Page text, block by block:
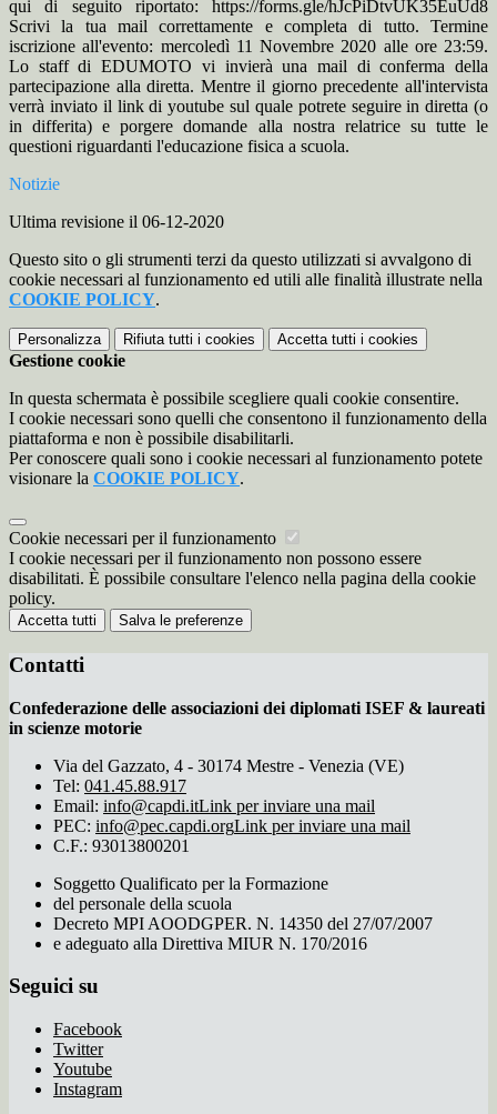
qui di seguito riportato: https://forms.gle/hJcPiDtvUK35EuUd8
Scrivi la tua mail correttamente e completa di tutto. Termine
iscrizione all'evento: mercoledì 11 Novembre 2020 alle ore 23:59.
Lo staff di EDUMOTO vi invierà una mail di conferma della
partecipazione alla diretta. Mentre il giorno precedente all'intervista
verrà inviato il link di youtube sul quale potrete seguire in diretta (o
in differita) e porgere domande alla nostra relatrice su tutte le
questioni riguardanti l'educazione fisica a scuola.
Notizie
Ultima revisione il 06-12-2020
Questo sito o gli strumenti terzi da questo utilizzati si avvalgono di
cookie necessari al funzionamento ed utili alle finalità illustrate nella
COOKIE POLICY.
Personalizza Rifiuta tutti i cookies Accetta tutti i cookies
Gestione cookie
In questa schermata è possibile scegliere quali cookie consentire.
I cookie necessari sono quelli che consentono il funzionamento della
piattaforma e non è possibile disabilitarli.
Per conoscere quali sono i cookie necessari al funzionamento potete
visionare la COOKIE POLICY.
Cookie necessari per il funzionamento
I cookie necessari per il funzionamento non possono essere
disabilitati. È possibile consultare l'elenco nella pagina della cookie
policy.
Accetta tutti Salva le preferenze
Contatti
Confederazione delle associazioni dei diplomati ISEF & laureati
in scienze motorie
Via del Gazzato, 4 - 30174 Mestre - Venezia (VE)
Tel: 041.45.88.917
Email: info@capdi.itLink per inviare una mail
PEC: info@pec.capdi.orgLink per inviare una mail
C.F.: 93013800201
Soggetto Qualificato per la Formazione
del personale della scuola
Decreto MPI AOODGPER. N. 14350 del 27/07/2007
e adeguato alla Direttiva MIUR N. 170/2016
Seguici su
Facebook
Twitter
Youtube
Instagram